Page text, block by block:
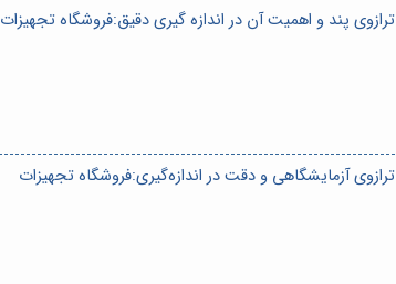
ترازوی پند و اهمیت آن در اندازه گیری دقیق:فروشگاه تجهیزات
ترازوی آزمایشگاهی و دقت در اندازه‌گیری:فروشگاه تجهیزات